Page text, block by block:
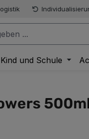
Kind und Schule